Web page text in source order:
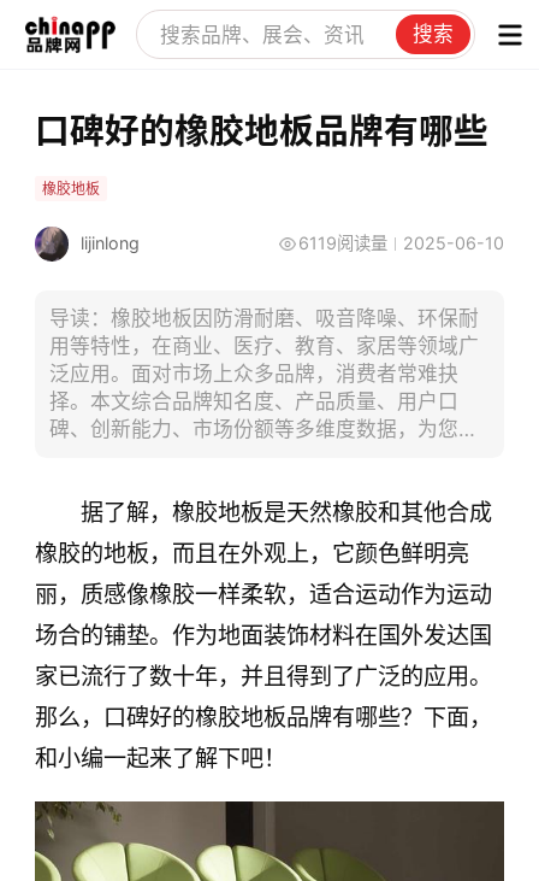
搜索
口碑好的橡胶地板品牌有哪些
橡胶地板
lijinlong 6119阅读量 2025-06-10
导读：橡胶地板因防滑耐磨、吸音降噪、环保耐
用等特性，在商业、医疗、教育、家居等领域广
泛应用。面对市场上众多品牌，消费者常难抉
择。本文综合品牌知名度、产品质量、用户口
碑、创新能力、市场份额等多维度数据，为您筛
据了解，橡胶地板是天然橡胶和其他合成
橡胶的地板，而且在外观上，它颜色鲜明亮
丽，质感像橡胶一样柔软，适合运动作为运动
场合的铺垫。作为地面装饰材料在国外发达国
家已流行了数十年，并且得到了广泛的应用。
那么，口碑好的橡胶地板品牌有哪些？下面，
和小编一起来了解下吧！